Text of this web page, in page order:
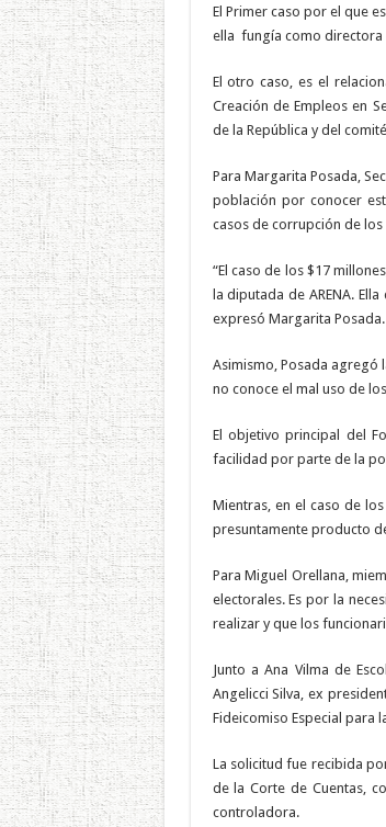
El Primer caso por el que
ella fungía como directora
El otro caso, es el
Creación de Empleos en
de la República y del
Para Margarita Posada,
población por conocer
casos de corrupción de
“El caso de los $17
la diputada de ARENA.
expresó Margarita Posada.
Asimismo, Posada agregó
no conoce el mal uso de
El objetivo principal del
facilidad por parte de la
Mientras, en el caso de
presuntamente producto
Para Miguel Orellana,
electorales. Es por la
realizar y que los
Junto a Ana Vilma de
Angelicci Silva, ex
Fideicomiso Especial para
La solicitud fue recibida
de la Corte de Cuentas,
controladora.